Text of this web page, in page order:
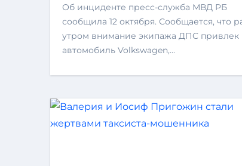
Об инциденте пресс-служба МВД РБ
сообщила 12 октября. Сообщается, что
утром внимание экипажа ДПС привлек
автомобиль Volkswagen,…